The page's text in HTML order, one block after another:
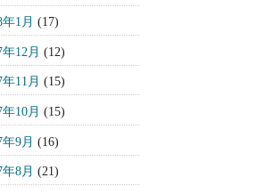
年1月 (17)
年12月 (12)
年11月 (15)
年10月 (15)
年9月 (16)
年8月 (21)